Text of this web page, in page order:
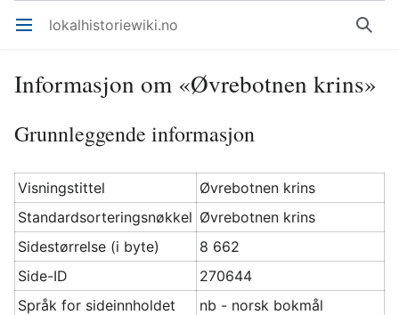
Åpne hovedmenyen lokalhistoriewiki.no Søk
Informasjon om «Øvrebotnen krins»
Grunnleggende informasjon
Visningstittel
Øvrebotnen krins
Standardsorteringsnøkkel Øvrebotnen krins
Sidestørrelse (i byte)
8 662
Side-ID
270644
Språk for sideinnholdet
nb - norsk bokmål